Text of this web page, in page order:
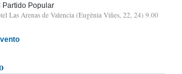
Partido Popular
Las Arenas de Valencia (Eugènia Viñes, 22, 24) 9.00